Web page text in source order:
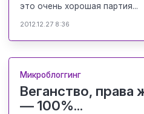
это очень хорошая партия...
2012.12.27 8:36
Микроблоггинг
Веганство, права
— 100%...